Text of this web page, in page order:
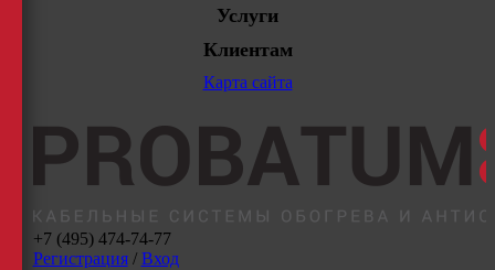
Услуги
Клиентам
Карта сайта
+7 (495) 474-74-77
Регистрация/ Вход